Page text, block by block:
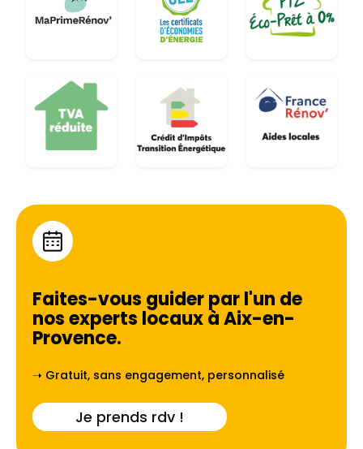
Faites-vous guider par l'un de
nos experts locaux àAix-en-
Provence.
➝ Gratuit, sans engagement, personnalisé
Je prends rdv !